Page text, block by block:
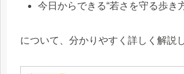
今日からできる“若さを守る歩き
について、分かりやすく詳しく解説